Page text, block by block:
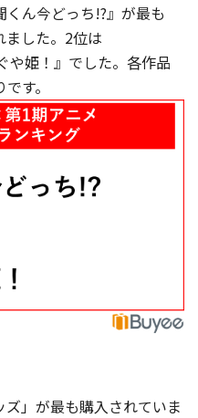
ん今どっち!?』が最も
した。2位は
や姫！』でした。各作品
す。
ズ」が最も購入されていま